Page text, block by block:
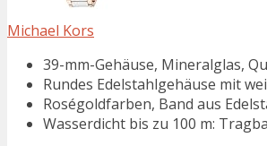
Michael Kors
39-mm-Gehäuse, Mineralglas,
Rundes Edelstahlgehäuse mit
Roségoldfarben, Band aus
Wasserdicht bis zu 100 m: